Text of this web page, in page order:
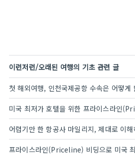
이런저런/오래된 여행의 기초 관련 글